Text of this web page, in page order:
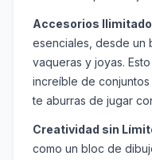
Accesorios
esenciales, desde un
vaqueras y joyas.
increíble de
te aburras de jugar
Creatividad sin
como un bloc de